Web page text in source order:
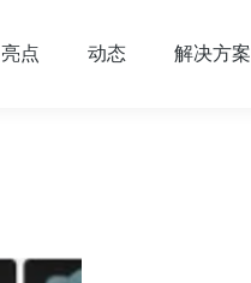
亮点 动态 解决方案